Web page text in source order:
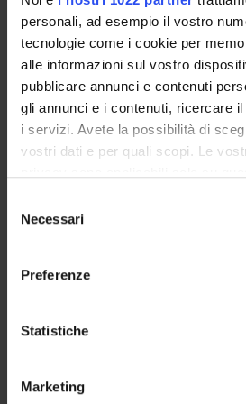
personali, ad esempio il vostro
tecnologie come i cookie per
alle informazioni sul vostro
pubblicare annunci e contenuti
gli annunci e i contenuti, ricercare
i servizi. Avete la possibilità di
vostri dati e per quali scopi. Le
modificare o revocare il proprio
momento dalla Dichiarazione sui
raccogliere informazioni
geografica, con
Identificare il tuo dispositivo,
delNecessari
Preferenze
Statistiche
Marketing
COMMISSIONI
UFFICI E STRUTTURE DI SERVIZIO
SERVIZI DI SEGRETERIA
STRUTTURE DEL DIPARTIMENTO
BIBLIOTECHE
CENTRI
Contatti
Luoghi